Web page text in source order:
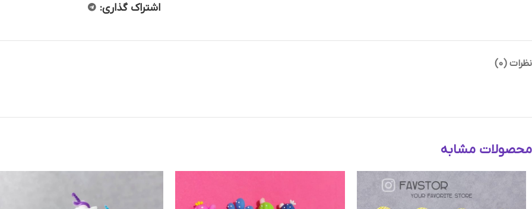
اشتراک گذاری:
نظرات (0)
محصولات مشابه